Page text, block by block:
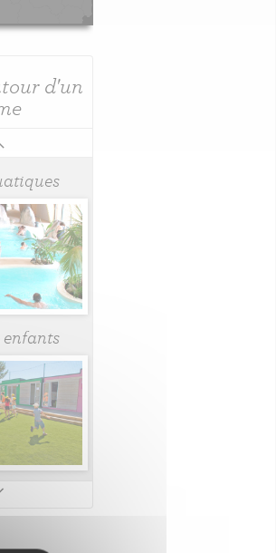
d'un
charme